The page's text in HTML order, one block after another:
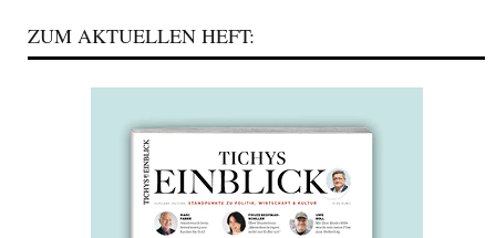
ZUM AKTUELLEN HEFT: